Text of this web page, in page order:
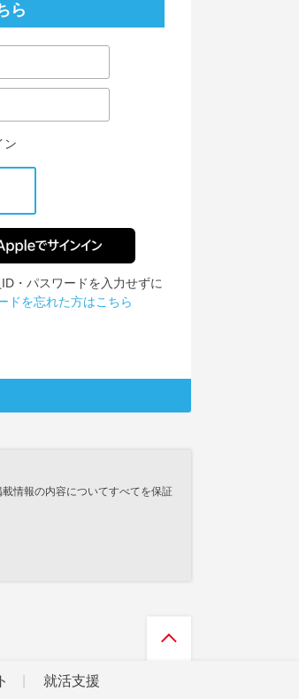
ら
ン
・パスワードを入力せずに
ドを忘れた方はこちら
情報の内容についてすべてを保証
就活支援